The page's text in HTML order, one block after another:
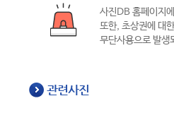
사진DB 홈페이지
또한, 초상권에 대
무단사용으로 발생
관련사진